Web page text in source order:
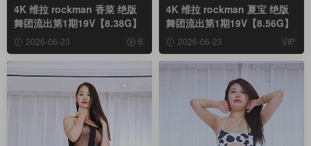
4K 维拉 rockman 香菜 绝版
舞团流出第1期19V【8.38G】
2026-06-23 6
4K 维拉 rockman 夏宝 绝版
舞团流出第1期19V【8.56G】
2026-06-23 VIP